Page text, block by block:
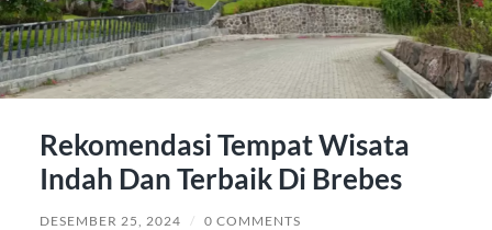
Rekomendasi Tempat Wisata
Indah Dan Terbaik Di Brebes
DESEMBER 25, 2024 / 0 COMMENTS